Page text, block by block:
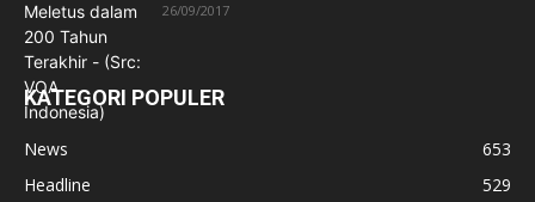
26/09/2017
KATEGORI POPULER
News
653
Headline
529